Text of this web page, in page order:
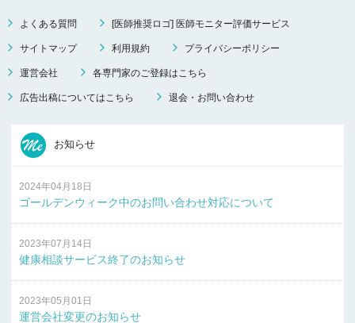
よくある質問 [医師推奨ロゴ] 医師モニター評価サービス
サイトマップ 利用規約 プライバシーポリシー
運営会社 各専門家のご登録はこちら
広告出稿についてはこちら 退会・お問い合わせ
お知らせ
2024年04月18日
ゴールデンウィーク中のお問い合わせ対応について
2023年07月14日
健康相談サービス終了のお知らせ
2023年05月01日
運営会社変更のお知らせ